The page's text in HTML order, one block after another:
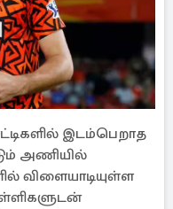
இடம்பெறாத
அணியில்
விளையாடியுள்ள